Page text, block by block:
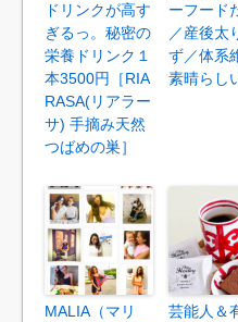
ドリンクが高す
ぎるっ。秘密の
栄養ドリンク１
本3500円［RIA
RASA(リアラー
サ) 手摘み天然
つばめの巣］
ーフード
／産後太
ず／体系
素晴らし
MALIA（マリ
芸能人＆